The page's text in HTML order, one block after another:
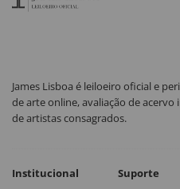
James Lisboa é leiloeiro oficial e
de arte online, avaliação de
de artistas consagrados.
Institucional Suporte